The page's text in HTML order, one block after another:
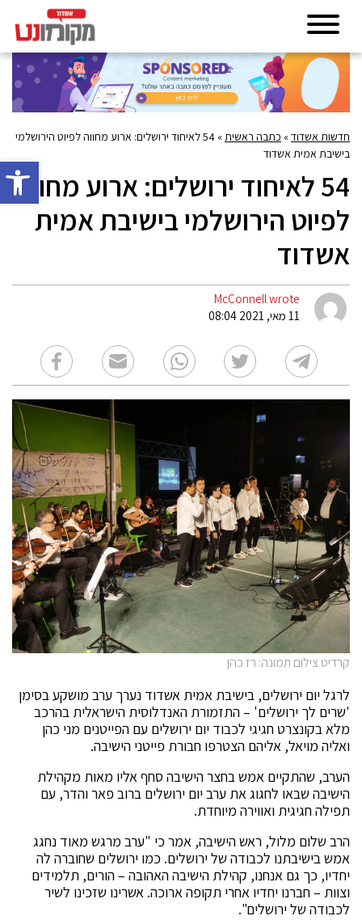
פתח
חדשות אשדוד» כתבה ראשית»
54 לאיחוד ירושלים: ארוע מחווה לפיוט הירושלמי
בישיבת אמית אשדוד
54 לאיחוד ירושלים: ארוע מחווה
לפיוט הירושלמי בישיבת אמית
אשדוד
McConnell wrote
11 מאי, 2021 08:04
קרדיט צילום תמונה: רז כהן
לרגל יום ירושלים, בישיבת אמית אשדוד נערך ערב מושקע בסימן
'שרים לך ירושלים' – התזמורת האנדלוסית הישראלית בהרכב
מלא בקונצרט חגיגי לכבוד יום ירושלים עם הפייטנים מני כהן
ואליה מויאל, אליהם הצטרפו חבורת פייטני הישיבה.
הערב, שהתקיים אמש בחצר הישיבה סחף אליו מאות מקהילת
הישיבה שבאו לחגוג את ערב יום ירושלים ברוב פאר והדר, עם
תפילה חגיגית ואווירה מיוחדת.
הרב שלום מלול, ראש הישיבה, אמר כי "ערב מרגש מאוד נחגג
אמש בישיבתנו לכבודה של ירושלים. כמו ירושלים שחוברה לה
יחדיו, כך גם אנחנו, קהילת הישיבה האהובה – הורים, תלמידים
וצוות – חברנו יחדיו אחרי תקופה ארוכה. אשרינו שזכינו לשיר
לכבודה של ירושלים".